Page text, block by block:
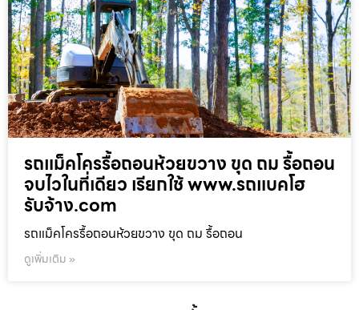
รถแม็คโครรื้อถอนห้วยขวาง ขุด ถม รื้อถอน
จบไวในที่เดียว เรียกใช้ www.รถแบคโฮ
รับจ้าง.com
รถแม็คโครรื้อถอนห้วยขวาง ขุด ถม รื้อถอน
ดูเพิ่มเติม »